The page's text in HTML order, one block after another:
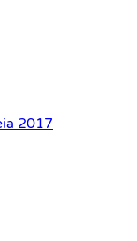
2017